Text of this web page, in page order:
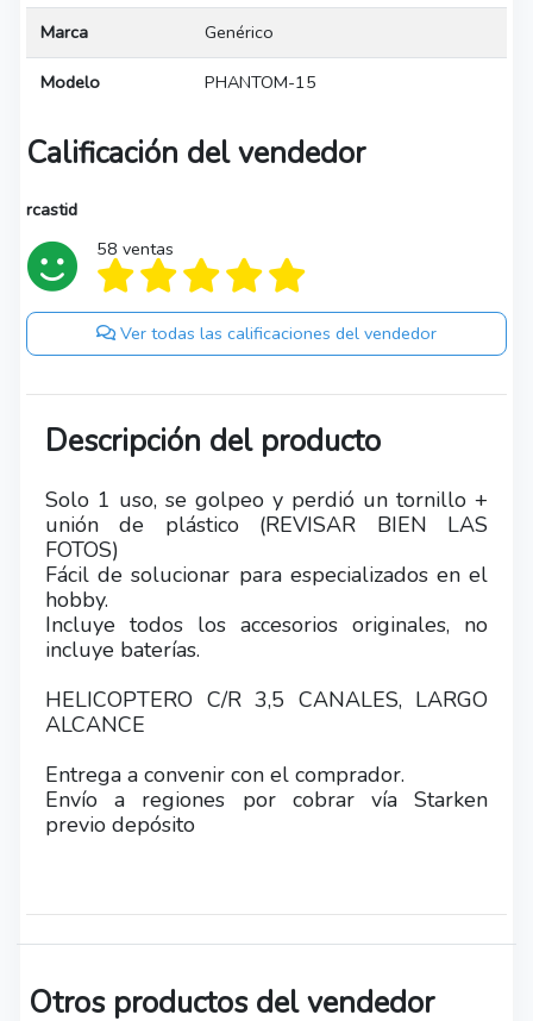
Marca Genérico
Modelo PHANTOM-15
Calificación del vendedor
rcastid
58 ventas
Ver todas las calificaciones del vendedor
Descripción del producto
Solo 1 uso, se golpeo y perdió un tornillo +
unión de plástico (REVISAR BIEN LAS
FOTOS)
Fácil de solucionar para especializados en el
hobby.
Incluye todos los accesorios originales, no
incluye baterías.
HELICOPTERO C/R 3,5 CANALES, LARGO
ALCANCE
Entrega a convenir con el comprador.
Envío a regiones por cobrar vía Starken
previo depósito
Otros productos del vendedor